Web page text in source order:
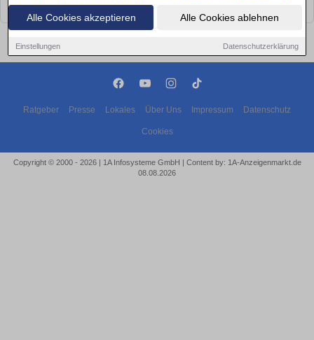
Alle Cookies akzeptieren Alle Cookies ablehnen
Einstellungen Datenschutzerklärung
bald wieder vorbei!
Ratgeber Presse Lokales Über Uns Impressum Datenschutz
Cookies
Copyright © 2000 - 2026 | 1A Infosysteme GmbH | Content by: 1A-Anzeigenmarkt.de
08.08.2026